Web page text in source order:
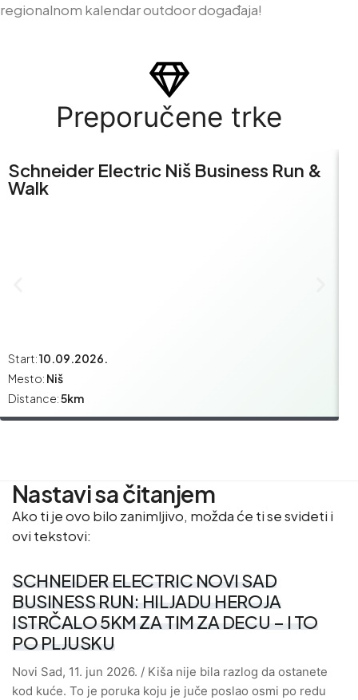
regionalnom kalendar outdoor događaja!
Preporučene trke
Schneider Electric Niš Business Run &
Walk
Start:10.09.2026.
Mesto: Niš
Distance:5km
Nastavi sa čitanjem
Ako ti je ovo bilo zanimljivo, možda će ti se svideti i
ovi tekstovi:
SCHNEIDER ELECTRIC NOVI SAD
BUSINESS RUN: HILJADU HEROJA
ISTRČALO 5KM ZA TIM ZA DECU – I TO
PO PLJUSKU
Novi Sad, 11. jun 2026. / Kiša nije bila razlog da ostanete
kod kuće. To je poruka koju je juče poslao osmi po redu